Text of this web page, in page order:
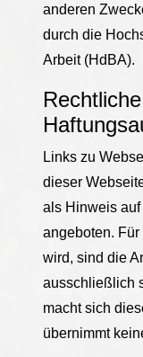
anderen
durch die
Arbeit (HdBA).
Links zu
dieser
als Hinweis
angeboten.
wird, sind die
ausschließlich
macht sich
übernimmt